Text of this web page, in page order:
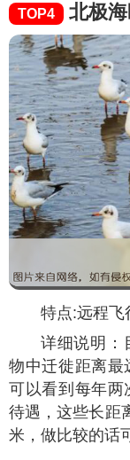
TOP4 北极
特点:远程飞
详细说明：
物中迁徙距离最
可以看到每年两
待遇，这些长距
米，做比较的话